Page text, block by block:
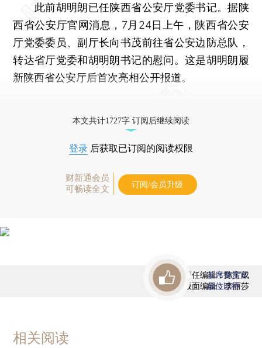
此前胡明朗已任陕西省公安厅党委书记。据陕
西省公安厅官网消息，7月24日上午，陕西省公安
厅党委委员、副厅长向书茂前往省公安边防总队，
转达省厅党委和胡明朗书记的慰问。这是胡明朗履
新陕西省公安厅后首次亮相公开报道。
本文共计1727字 订阅后继续阅读
登录 后获取已订阅的阅读权限
财新通会员
可畅读全文
订阅/会员升级
责任编辑：陈宝成
版面编辑：李丽莎
首席赞赏官
虚位以待
相关阅读